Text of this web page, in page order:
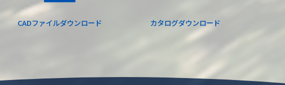
CADファイルダウンロード カタログダウンロード